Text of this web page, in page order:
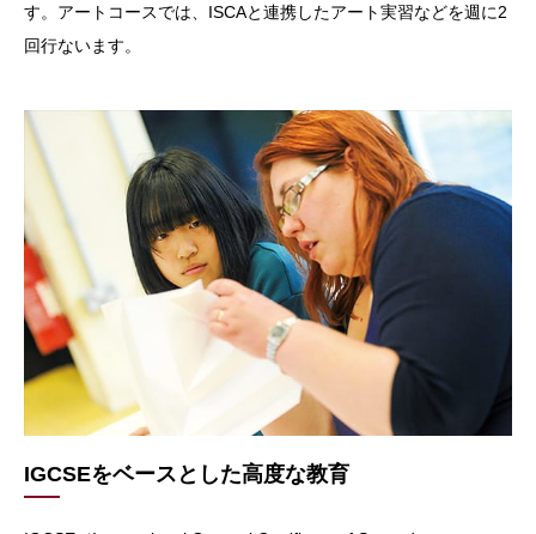
す。アートコースでは、ISCAと連携したアート実習などを週に2
回行ないます。
IGCSEをベースとした高度な教育